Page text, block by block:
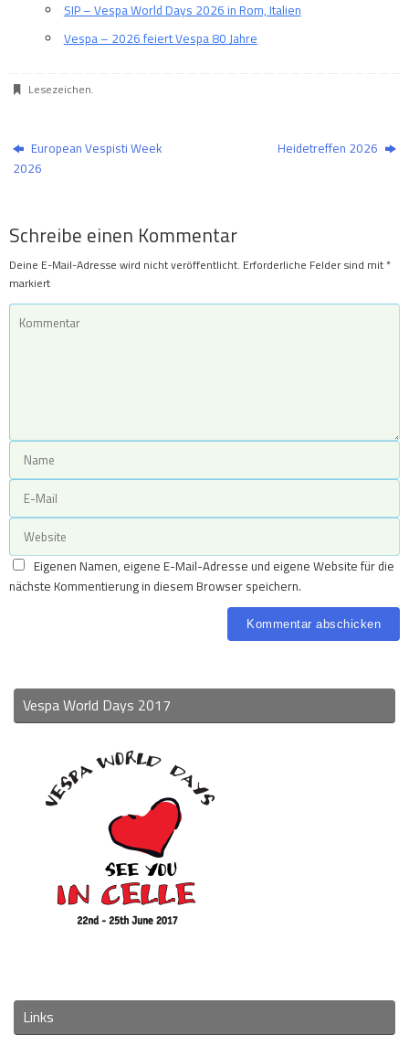
SIP – Vespa World Days 2026 in Rom, Italien
Vespa – 2026 feiert Vespa 80 Jahre
Lesezeichen.
European Vespisti Week
2026
Heidetreffen 2026
Schreibe einen Kommentar
Deine E-Mail-Adresse wird nicht veröffentlicht. Erforderliche Felder sind mit*
markiert
Eigenen Namen, eigene E-Mail-Adresse und eigene Website für die
nächste Kommentierung in diesem Browser speichern.
Vespa World Days 2017
Links